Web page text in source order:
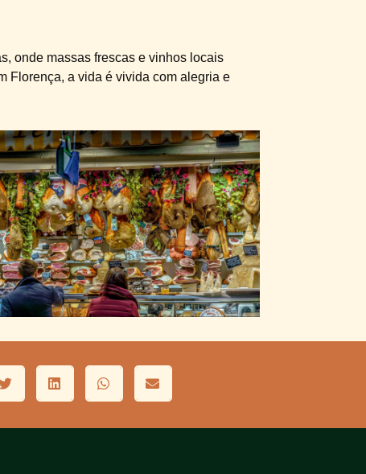
onde massas frescas e vinhos locais
Florença, a vida é vivida com alegria e